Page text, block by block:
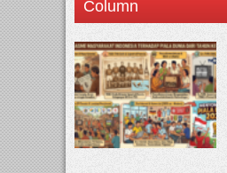
Column